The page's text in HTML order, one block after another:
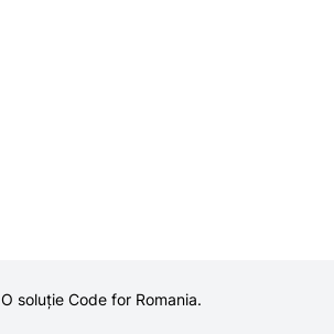
O soluție Code for Romania.